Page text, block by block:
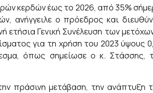
κερδών έως το 2026, από 35%
ανήγγειλε ο πρόεδρος και
ετήσια Γενική Συνέλευση των
για τη χρήση του 2023 ύψους
όπως σημείωσε ο κ. Στάσσης,
πράσινη μετάβαση, την ανάπτυξη